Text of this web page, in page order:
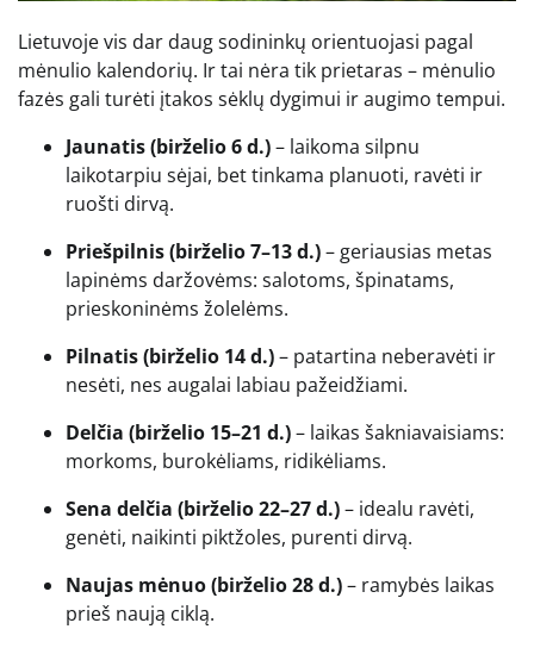
Lietuvoje vis dar daug sodininkų orientuojasi pagal
mėnulio kalendorių. Ir tai nėra tik prietaras – mėnulio
fazės gali turėti įtakos sėklų dygimui ir augimo tempui.
Jaunatis (birželio 6 d.)– laikoma silpnu
laikotarpiu sėjai, bet tinkama planuoti, ravėti ir
ruošti dirvą.
Priešpilnis (birželio 7–13 d.)– geriausias metas
lapinėms daržovėms: salotoms, špinatams,
prieskoninėms žolelėms.
Pilnatis (birželio 14 d.)– patartina neberavėti ir
nesėti, nes augalai labiau pažeidžiami.
Delčia (birželio 15–21 d.)– laikas šakniavaisiams:
morkoms, burokėliams, ridikėliams.
Sena delčia (birželio 22–27 d.)– idealu ravėti,
genėti, naikinti piktžoles, purenti dirvą.
Naujas mėnuo (birželio 28 d.)– ramybės laikas
prieš naują ciklą.